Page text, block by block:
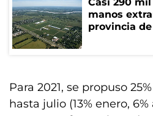
manos
provincia
Para 2021, se propuso
hasta julio (13% enero,